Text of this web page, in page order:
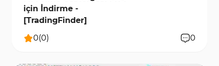
için İndirme -
[TradingFinder]
0(0) 0